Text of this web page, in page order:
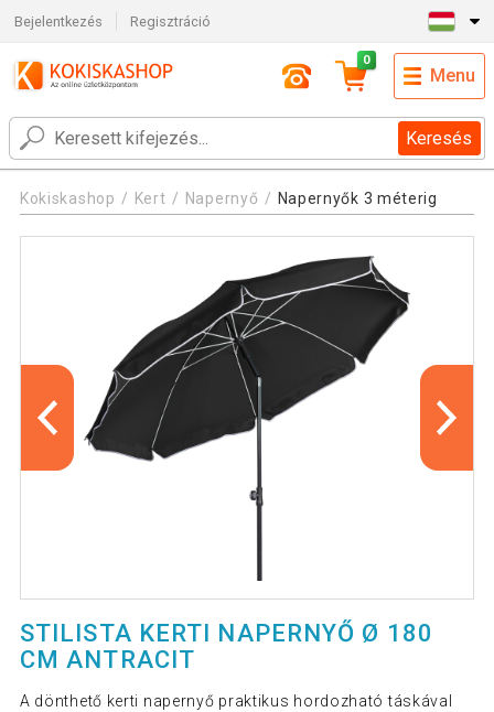
Bejelentkezés Regisztráció
Keresés
0
Menu
Kokiskashop Kert Napernyő Napernyők 3 méterig
STILISTA KERTI NAPERNYŐ Ø 180
CM ANTRACIT
A dönthető kerti napernyő praktikus hordozható táskával